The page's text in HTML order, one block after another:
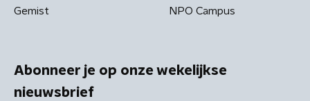
Gemist NPO Campus
Abonneer je op onze wekelijkse
nieuwsbrief